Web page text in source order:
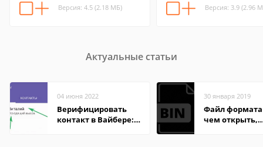
Версия: 4.5 (2.18 МБ) Версия: 3.9 (2.96
Актуальные статьи
04 июня 2022
Верифицировать
контакт в Вайбере:
30 января 2019
Файл формата
чем открыть,